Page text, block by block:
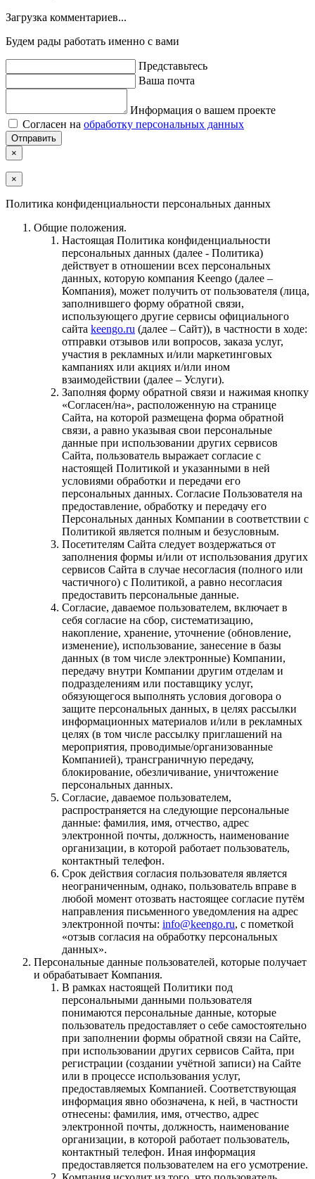
Загрузка комментариев...
Будем рады работать именно с вами
Представьтесь
Ваша почта
Информация о вашем проекте
Согласен на обработку персональных данных
×
×
Политика конфиденциальности персональных данных
Общие положения.
Настоящая Политика конфиденциальности
персональных данных (далее - Политика)
действует в отношении всех персональных
данных, которую компания Keengo (далее –
Компания), может получить от пользователя (лица,
заполнившего форму обратной связи,
использующего другие сервисы официального
сайта keengo.ru (далее – Сайт)), в частности в ходе:
отправки отзывов или вопросов, заказа услуг,
участия в рекламных и/или маркетинговых
кампаниях или акциях и/или ином
взаимодействии (далее – Услуги).
Заполняя форму обратной связи и нажимая кнопку
«Согласен/на», расположенную на странице
Сайта, на которой размещена форма обратной
связи, а равно указывая свои персональные
данные при использовании других сервисов
Сайта, пользователь выражает согласие с
настоящей Политикой и указанными в ней
условиями обработки и передачи его
персональных данных. Согласие Пользователя на
предоставление, обработку и передачу его
Персональных данных Компании в соответствии с
Политикой является полным и безусловным.
Посетителям Сайта следует воздержаться от
заполнения формы и/или от использования других
сервисов Сайта в случае несогласия (полного или
частичного) с Политикой, а равно несогласия
предоставить персональные данные.
Согласие, даваемое пользователем, включает в
себя согласие на сбор, систематизацию,
накопление, хранение, уточнение (обновление,
изменение), использование, занесение в базы
данных (в том числе электронные) Компании,
передачу внутри Компании другим отделам и
подразделениям или поставщику услуг,
обязующегося выполнять условия договора о
защите персональных данных, в целях рассылки
информационных материалов и/или в рекламных
целях (в том числе рассылку приглашений на
мероприятия, проводимые/организованные
Компанией), трансграничную передачу,
блокирование, обезличивание, уничтожение
персональных данных.
Согласие, даваемое пользователем,
распространяется на следующие персональные
данные: фамилия, имя, отчество, адрес
электронной почты, должность, наименование
организации, в которой работает пользователь,
контактный телефон.
Срок действия согласия пользователя является
неограниченным, однако, пользователь вправе в
любой момент отозвать настоящее согласие путём
направления письменного уведомления на адрес
электронной почты: info@keengo.ru, с пометкой
«отзыв согласия на обработку персональных
данных».
Персональные данные пользователей, которые получает
и обрабатывает Компания.
В рамках настоящей Политики под
персональными данными пользователя
понимаются персональные данные, которые
пользователь предоставляет о себе самостоятельно
при заполнении формы обратной связи на Сайте,
при использовании других сервисов Сайта, при
регистрации (создании учётной записи) на Сайте
или в процессе использования услуг,
предоставляемых Компанией. Соответствующая
информация явно обозначена, к ней, в частности
отнесены: фамилия, имя, отчество, адрес
электронной почты, должность, наименование
организации, в которой работает пользователь,
контактный телефон. Иная информация
предоставляется пользователем на его усмотрение.